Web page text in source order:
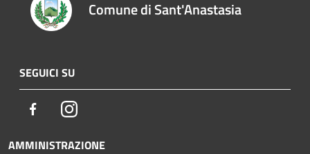
Comune di Sant'Anastasia
SEGUICI SU
FacebookInstagram
AMMINISTRAZIONE